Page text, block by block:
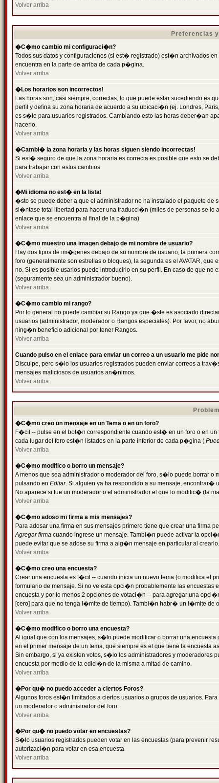
Volver arriba
Preferencias
�C�mo cambio mi configuraci�n?
Todos sus datos y configuraciones (si est� registrado) est�n archivados
encuentra en la parte de arriba de cada p�gina.
Volver arriba
�Los horarios son incorrectos!
Las horas son, casi siempre, correctas, lo que puede estar sucediendo es
perfil y defina su zona horaria de acuerdo a su ubicaci�n (ej. Londres,
es s�lo para usuarios registrados. Cambiando esto las horas deber�an
hacerlo.
Volver arriba
�Cambi� la zona horaria y las horas siguen siendo incorrectas!
Si est� seguro de que la zona horaria es correcta es posible que esto se
para trabajar con estos cambios.
Volver arriba
�Mi idioma no est� en la lista!
�sto se puede deber a que el administrador no ha instalado el paquete
si�ntase total libertad para hacer una traducci�n (miles de personas se
enlace que se encuentra al final de la p�gina)
Volver arriba
�C�mo muestro una imagen debajo de mi nombre de usuario?
Hay dos tipos de im�genes debajo de su nombre de usuario, la primera
foro (generalmente son estrellas o bloques), la segunda es el AVATAR,
no. Si es posible usarlos puede introducirlo en su perfil. En caso de que
(seguramente sea un administrador bueno).
Volver arriba
�C�mo cambio mi rango?
Por lo general no puede cambiar su Rango ya que �ste es asociado
usuarios (administrador, moderador o Rangos especiales). Por favor, no
ning�n beneficio adicional por tener Rangos.
Volver arriba
Cuando pulso en el enlace para enviar un correo a un usuario me pide
Disculpe, pero s�lo los usuarios registrados pueden enviar correos a
mensajes maliciosos de usuarios an�nimos.
Volver arriba
�C�mo creo un mensaje en un Tema o en un foro?
F�cil -- pulse en el bot�n correspondiente cuando est� en un foro o en
cada lugar del foro est�n listados en la parte inferior de cada p�gina (
Volver arriba
�C�mo modifico o borro un mensaje?
A menos que sea administrador o moderador del foro, s�lo puede borrar o
pulsando en Editar. Si alguien ya ha respondido a su mensaje, encontrar�
No aparece si fue un moderador o el administrador el que lo modific� (la
Volver arriba
�C�mo adoso mi firma a mis mensajes?
Para adosar una firma en sus mensajes primero tiene que crear una firma
Agregar firma cuando ingrese un mensaje. Tambi�n puede activar la
puede evitar que se adose su firma a alg�n mensaje en particular al crearlo.
Volver arriba
�C�mo creo una encuesta?
Crear una encuesta es f�cil -- cuando inicia un nuevo tema (o modifica el
formulario de mensaje. Si no ve esta opci�n probablemente las
encuesta y por lo menos 2 opciones de votaci�n -- para agregar una
[cero] para que no tenga l�mite de tiempo). Tambi�n habr� un l�mite de
Volver arriba
�C�mo modifico o borro una encuesta?
Al igual que con los mensajes, s�lo puede modificar o borrar una
en el primer mensaje de un tema, que siempre es el que tiene la encuesta
Sin embargo, si ya existen votos, s�lo los administradores y moderadores
encuesta por medio de la edici�n de la misma a mitad de camino.
Volver arriba
�Por qu� no puedo acceder a ciertos Foros?
Algunos foros est�n limitados a ciertos usuarios o grupos de usuarios.
un moderador o administrador del foro.
Volver arriba
�Por qu� no puedo votar en encuestas?
S�lo usuarios registrados pueden votar en las encuestas (para prevenir
autorizaci�n para votar en esa encuesta.
Volver arriba